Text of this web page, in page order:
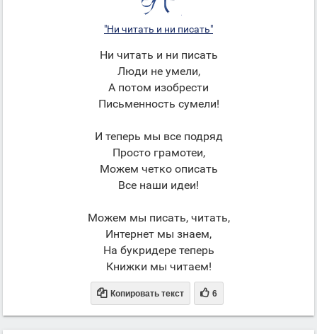
"Ни читать и ни писать"
Ни читать и ни писать
Люди не умели,
А потом изобрести
Письменность сумели!
И теперь мы все подряд
Просто грамотеи,
Можем четко описать
Все наши идеи!
Можем мы писать, читать,
Интернет мы знаем,
На букридере теперь
Книжки мы читаем!
 Копировать текст  6